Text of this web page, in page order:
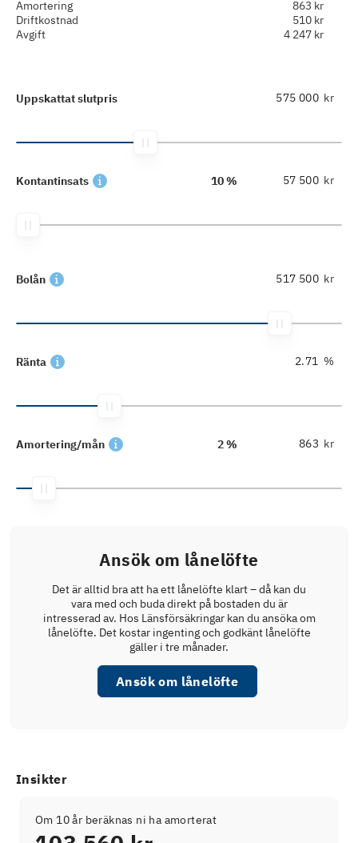
Amortering
863 kr
Driftkostnad
510 kr
Avgift
4 247 kr
Uppskattat slutpris kr
Kontantinsats 10 % kr
Bolån kr
Ränta %
Amortering/mån 2 % kr
Ansök om lånelöfte
Det är alltid bra att ha ett lånelöfte klart – då kan du
vara med och buda direkt på bostaden du är
intresserad av. Hos Länsförsäkringar kan du ansöka om
lånelöfte. Det kostar ingenting och godkänt lånelöfte
gäller i tre månader.
Ansök om lånelöfte
Insikter
Om 10 år beräknas ni ha amorterat